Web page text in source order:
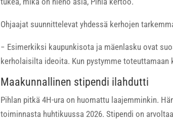
Ohjaajat suunnittelevat yhdessä kerhojen
− Esimerkiksi kaupunkisota ja mäenlasku ovat
kerholaisilta ideoita. Kun pystymme
Maakunnallinen stipendi ilahdutti
Pihlan pitkä 4H-ura on huomattu laajemminkin.
toiminnasta huhtikuussa 2026. Stipendi on